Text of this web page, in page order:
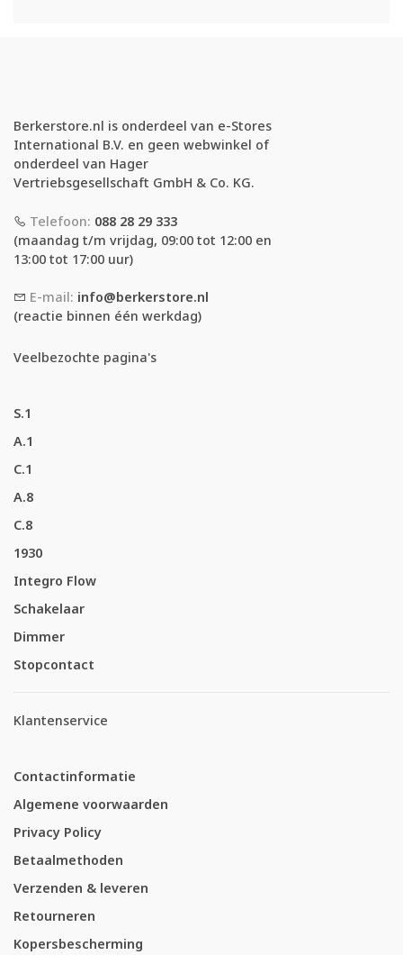
Berkerstore.nl is onderdeel van e-Stores
International B.V. en geen webwinkel of
onderdeel van Hager
Vertriebsgesellschaft GmbH & Co. KG.
Telefoon: 088 28 29 333
(maandag t/m vrijdag, 09:00 tot 12:00 en
13:00 tot 17:00 uur)
E-mail: info@berkerstore.nl
(reactie binnen één werkdag)
Veelbezochte pagina's
S.1
A.1
C.1
A.8
C.8
1930
Integro Flow
Schakelaar
Dimmer
Stopcontact
Klantenservice
Contactinformatie
Algemene voorwaarden
Privacy Policy
Betaalmethoden
Verzenden & leveren
Retourneren
Kopersbescherming